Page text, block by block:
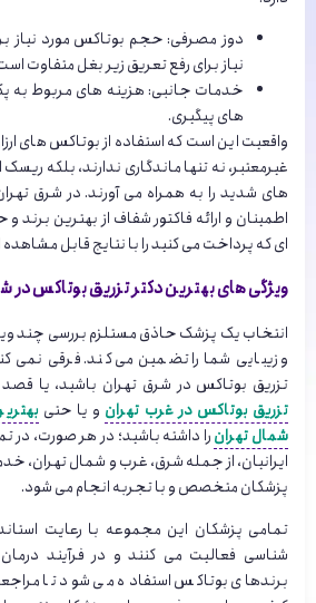
دوز مصرفی: حجم بوتاکس مورد نیاز
نیاز برای رفع تعریق زیر بغل متفاوت
خدمات جانبی: هزینه های مربوط به
های پیگیری.
واقعیت این است که استفاده از بوتاکس های
غیرمعتبر، نه تنها ماندگاری ندارند، بلکه
های شدید را به همراه می آورند. در شرق
اطمینان و ارائه فاکتور شفاف از بهترین
ای که پرداخت می کنید را با نتایج قابل مشاهده
ویژگی های بهترین دکتر تزریق بوتاکس در
انتخاب یک پزشک حاذق مستلزم بررسی چند
و زیبایی شما را تضمین می کند. فرقی نمی
تزریق بوتاکس در شرق تهران باشید، یا
تزریق بوتاکس در غرب تهران و یا حتی
شمال تهرانرا داشته باشید؛ در هر صورت، در
ایرانیان، از جمله شرق، غرب و شمال تهران،
پزشکان متخصص و با تجربه انجام می شود.
تمامی پزشکان این مجموعه با رعایت
شناسی فعالیت می کنند و در فرآیند درمان
برندهای بوتاکس استفاده می شود تا